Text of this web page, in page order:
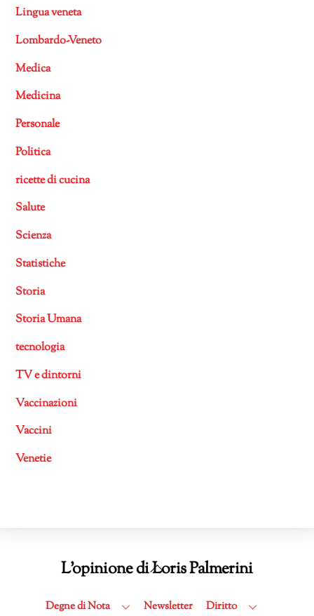
Lingua veneta
Lombardo-Veneto
Medica
Medicina
Personale
Politica
ricette di cucina
Salute
Scienza
Statistiche
Storia
Storia Umana
tecnologia
TV e dintorni
Vaccinazioni
Vaccini
Venetie
Back
Top
L'opinione di Loris Palmerini
Degne di Nota Newsletter Diritto